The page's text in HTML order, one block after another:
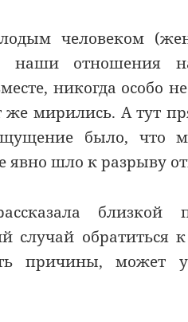
человеком
наши отношения
никогда особо
же мирились. А тут
было, что
явно шло к разрыву
близкой
случай обратиться
причины, может